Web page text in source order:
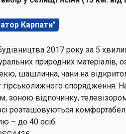
Карпати"
2017 року за 5
природних матеріалів,
шашлична, чани на
гірськолижного спорядження.
зоною відпочинку,
розташовуються
– до 40 осіб.